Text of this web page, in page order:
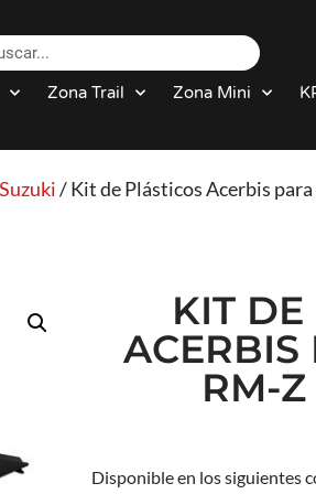
Zona Trail Zona Mini
/ Kit de Plásticos Acerbis
KIT DE
ACERBIS
RM-
Disponible en los siguientes